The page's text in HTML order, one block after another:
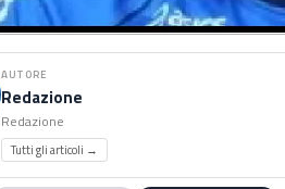
AUTORE
Redazione
Redazione
Tutti gli articoli →